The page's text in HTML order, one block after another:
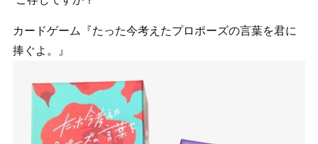
カードゲーム『たった今考えたプロポーズの言葉を君に
捧ぐよ。』